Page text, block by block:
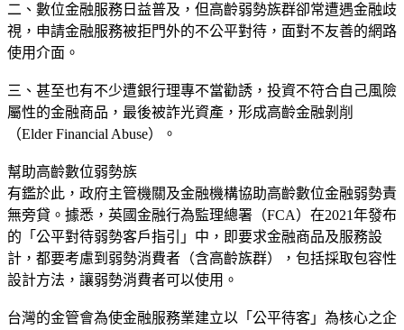
二、數位金融服務日益普及，但高齡弱勢族群卻常遭遇金融歧
視，申請金融服務被拒門外的不公平對待，面對不友善的網路
使用介面。
三、甚至也有不少遭銀行理專不當勸誘，投資不符合自己風險
屬性的金融商品，最後被詐光資產，形成高齡金融剝削
（Elder Financial Abuse）。
幫助高齡數位弱勢族
有鑑於此，政府主管機關及金融機構協助高齡數位金融弱勢責
無旁貸。據悉，英國金融行為監理總署（FCA）在2021年發布
的「公平對待弱勢客戶指引」中，即要求金融商品及服務設
計，都要考慮到弱勢消費者（含高齡族群），包括採取包容性
設計方法，讓弱勢消費者可以使用。
台灣的金管會為使金融服務業建立以「公平待客」為核心之企